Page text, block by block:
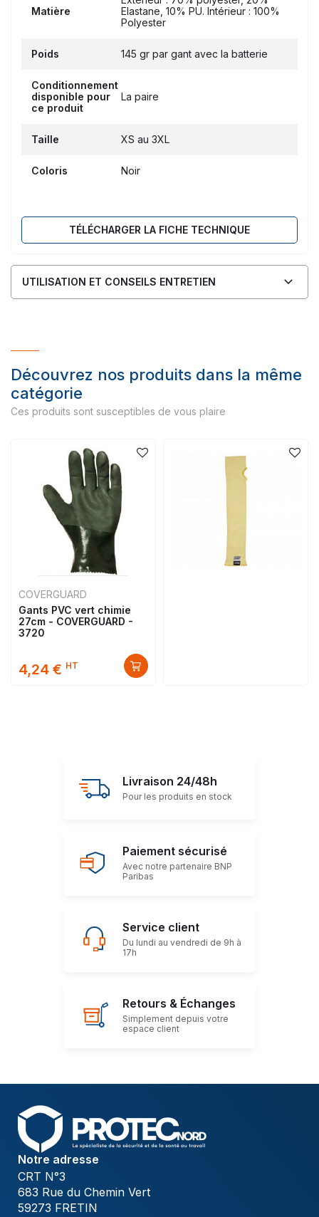
Matière
Elastane, 10% PU. Intérieur : 100%
Polyester
Poids 145 gr par gant avec la batterie
Conditionnement
disponible pour
ce produit
La paire
Taille XS au 3XL
Coloris Noir
TÉLÉCHARGER LA FICHE TECHNIQUE
UTILISATION ET CONSEILS ENTRETIEN
Découvrez nos produits dans la même
catégorie
Ces produits sont susceptibles de vous plaire
COVERGUARD
Gants PVC vert chimie
27cm - COVERGUARD -
3720
4,24 € HT
Livraison 24/48h
Pour les produits en stock
Paiement sécurisé
Avec notre partenaire BNP
Paribas
Service client
Du lundi au vendredi de 9h à
17h
Retours & Échanges
Simplement depuis votre
espace client
Notre adresse
CRT N°3
683 Rue du Chemin Vert
59273 FRETIN